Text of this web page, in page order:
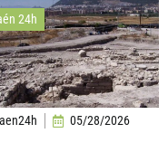
24h
05/28/2026